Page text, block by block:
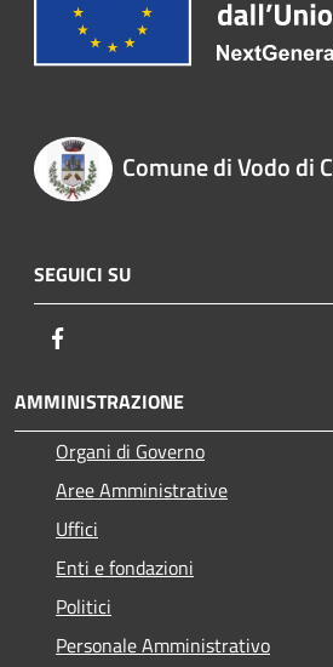
Comune di Vodo di
SEGUICI SU
AMMINISTRAZIONE
Organi di Governo
Aree Amministrative
Uffici
Enti e fondazioni
Politici
Personale Amministrativo